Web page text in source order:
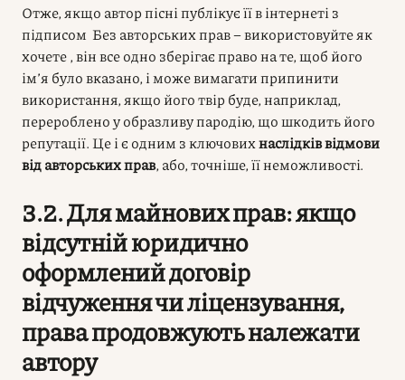
Отже, якщо автор пісні публікує її в інтернеті з
підписом Без авторських прав – використовуйте як
хочете , він все одно зберігає право на те, щоб його
ім’я було вказано, і може вимагати припинити
використання, якщо його твір буде, наприклад,
перероблено у образливу пародію, що шкодить його
репутації. Це і є одним з ключовихнаслідків відмови
від авторських прав, або, точніше, її неможливості.
3.2. Для майнових прав: якщо
відсутній юридично
оформлений договір
відчуження чи ліцензування,
права продовжують належати
автору